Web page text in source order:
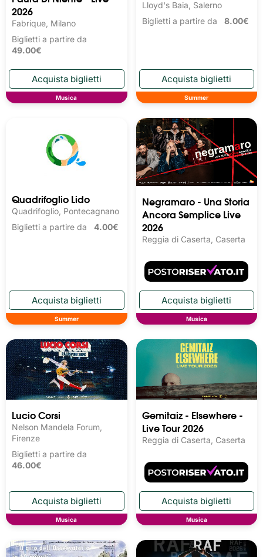
2026
Fabrique, Milano
Biglietti a partire da
49.00€
Musica
Lloyd's Baia, Salerno
Biglietti a partire da 8.00€
Summer
Quadrifoglio Lido
Quadrifoglio, Pontecagnano
Biglietti a partire da 4.00€
Summer
Negramaro - Una Storia
Ancora Semplice Live
2026
Reggia di Caserta, Caserta
Musica
Lucio Corsi
Nelson Mandela Forum,
Firenze
Biglietti a partire da
46.00€
Musica
Gemitaiz - Elsewhere -
Live Tour 2026
Reggia di Caserta, Caserta
Musica